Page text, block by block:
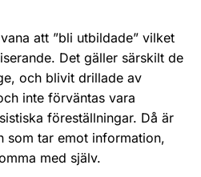
att ”bli utbildade” vilket
Det gäller särskilt de
och blivit drillade av
inte förväntas vara
föreställningar. Då är
som tar emot information,
med själv.